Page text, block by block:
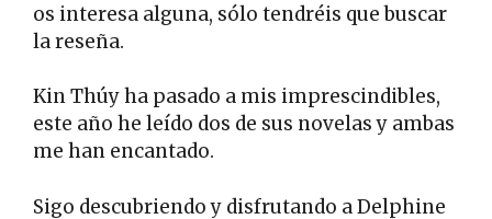
os interesa alguna, sólo tendréis que buscar
la reseña.
Kin Thúy ha pasado a mis imprescindibles,
este año he leído dos de sus novelas y ambas
me han encantado.
Sigo descubriendo y disfrutando a Delphine